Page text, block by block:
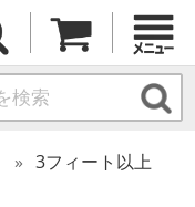
3フィート以上